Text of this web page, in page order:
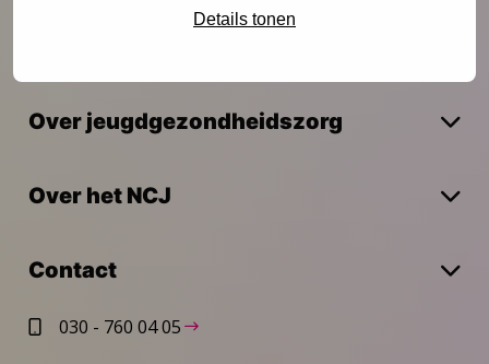
Details tonen
Over jeugdgezondheidszorg
Over het NCJ
Contact
030 - 760 04 05